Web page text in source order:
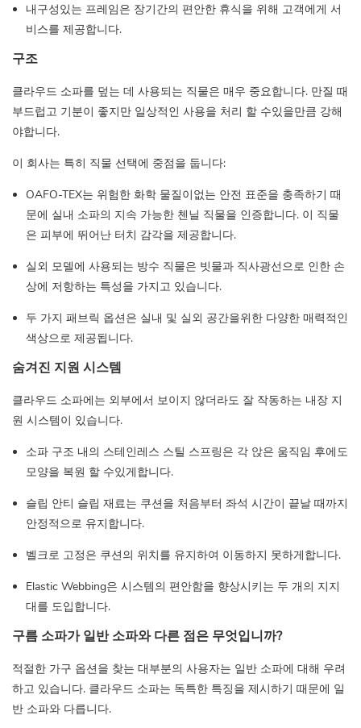
내구성있는 프레임은 장기간의 편안한 휴식을 위해 고객에게 서
비스를 제공합니다.
구조
클라우드 소파를 덮는 데 사용되는 직물은 매우 중요합니다. 만질 때
부드럽고 기분이 좋지만 일상적인 사용을 처리 할 수있을만큼 강해
야합니다.
이 회사는 특히 직물 선택에 중점을 둡니다:
OAFO-TEX는 위험한 화학 물질이없는 안전 표준을 충족하기 때
문에 실내 소파의 지속 가능한 첸닐 직물을 인증합니다. 이 직물
은 피부에 뛰어난 터치 감각을 제공합니다.
실외 모델에 사용되는 방수 직물은 빗물과 직사광선으로 인한 손
상에 저항하는 특성을 가지고 있습니다.
두 가지 패브릭 옵션은 실내 및 실외 공간을위한 다양한 매력적인
색상으로 제공됩니다.
숨겨진 지원 시스템
클라우드 소파에는 외부에서 보이지 않더라도 잘 작동하는 내장 지
원 시스템이 있습니다.
소파 구조 내의 스테인레스 스틸 스프링은 각 앉은 움직임 후에도
모양을 복원 할 수있게합니다.
슬립 안티 슬립 재료는 쿠션을 처음부터 좌석 시간이 끝날 때까지
안정적으로 유지합니다.
벨크로 고정은 쿠션의 위치를 ​​유지하여 이동하지 못하게합니다.
Elastic Webbing은 시스템의 편안함을 향상시키는 두 개의 지지
대를 도입합니다.
구름 소파가 일반 소파와 다른 점은 무엇입니까?
적절한 가구 옵션을 찾는 대부분의 사용자는 일반 소파에 대해 우려
하고 있습니다. 클라우드 소파는 독특한 특징을 제시하기 때문에 일
반 소파와 다릅니다.